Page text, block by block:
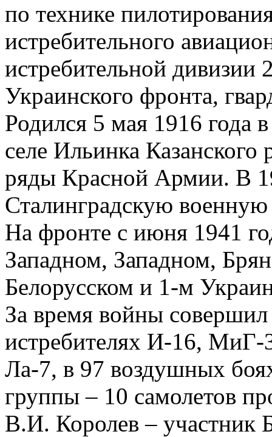
по технике
истребительного
истребительной
Украинского фронта,
Родился 5 мая 1916 года
селе Ильинка
ряды Красной Армии. В
Сталинградскую
На фронте с июня 1941
Западном, Западном,
Белорусском и 1-м
За время войны
истребителях И-16,
Ла-7, в 97 воздушных
группы – 10 самолетов
В.И. Королев – участник